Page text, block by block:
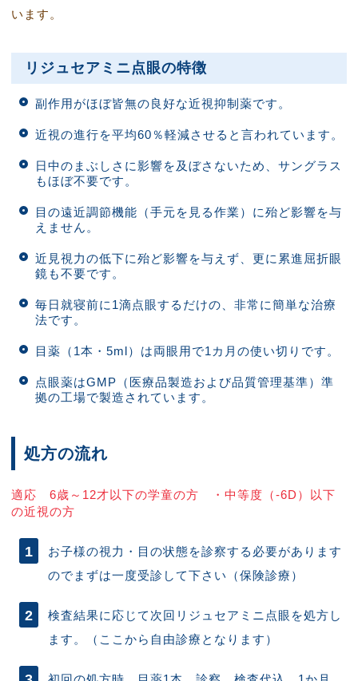
います。
リジュセアミニ点眼の特徴
副作用がほぼ皆無の良好な近視抑制薬です。
近視の進行を平均60％軽減させると言われています。
日中のまぶしさに影響を及ぼさないため、サングラス
もほぼ不要です。
目の遠近調節機能（手元を見る作業）に殆ど影響を与
えません。
近見視力の低下に殆ど影響を与えず、更に累進屈折眼
鏡も不要です。
毎日就寝前に1滴点眼するだけの、非常に簡単な治療
法です。
目薬（1本・5ml）は両眼用で1カ月の使い切りです。
点眼薬はGMP（医療品製造および品質管理基準）準
拠の工場で製造されています。
処方の流れ
適応 6歳～12才以下の学童の方 ・中等度（-6D）以下
の近視の方
お子様の視力・目の状態を診察する必要があります
のでまずは一度受診して下さい（保険診療）
検査結果に応じて次回リジュセアミニ点眼を処方し
ます。（ここから自由診療となります）